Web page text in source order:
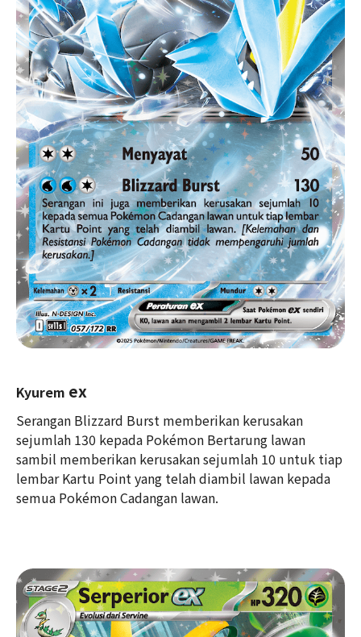
Kyurem ex
Serangan Blizzard Burst memberikan kerusakan
sejumlah 130 kepada Pokémon Bertarung lawan
sambil memberikan kerusakan sejumlah 10 untuk tiap
lembar Kartu Point yang telah diambil lawan kepada
semua Pokémon Cadangan lawan.